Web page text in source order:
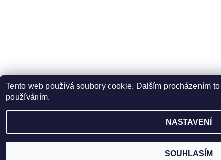
Tento web používá soubory cookie. Dalším procházením
používáním.
NASTAVENÍ
SOUHLASÍM